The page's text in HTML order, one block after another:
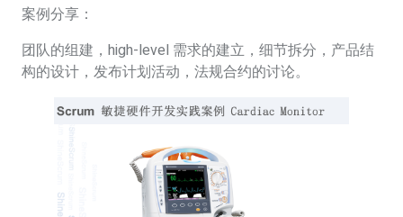
案例分享：
团队的组建，high-level 需求的建立，细节拆分，产品结
构的设计，发布计划活动，法规合约的讨论。